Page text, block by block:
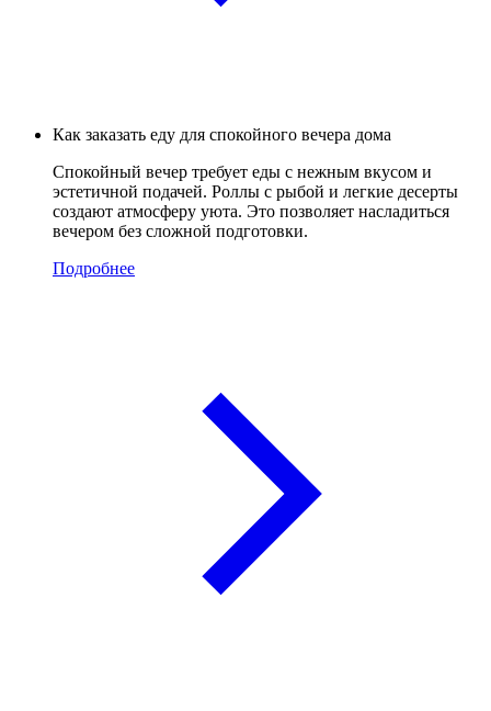
Как заказать еду для спокойного вечера дома
Спокойный вечер требует еды с нежным вкусом и
эстетичной подачей. Роллы с рыбой и легкие десерты
создают атмосферу уюта. Это позволяет насладиться
вечером без сложной подготовки.
Подробнее